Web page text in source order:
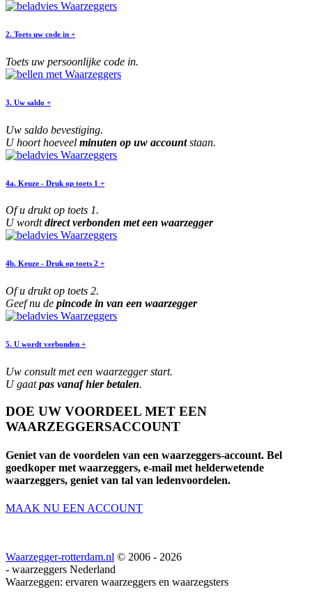
2. Toets uw code in +
Toets uw persoonlijke code in.
3. Uw saldo +
Uw saldo bevestiging.
U hoort hoeveel minuten op uw accountstaan.
4a. Keuze - Druk op toets 1 +
Of u drukt op toets 1.
U wordtdirect verbonden met een waarzegger
4b. Keuze - Druk op toets 2 +
Of u drukt op toets 2.
Geef nu de pincode in van een waarzegger
5. U wordt verbonden +
Uw consult met een waarzegger start.
U gaatpas vanaf hier betalen.
DOE UW VOORDEEL MET EEN
WAARZEGGERSACCOUNT
Geniet van de voordelen van een waarzeggers-account. Bel
goedkoper met waarzeggers, e-mail met helderwetende
waarzeggers, geniet van tal van ledenvoordelen.
MAAK NU EEN ACCOUNT
Waarzegger-rotterdam.nl © 2006 - 2026
- waarzeggers Nederland
Waarzeggen: ervaren waarzeggers en waarzegsters